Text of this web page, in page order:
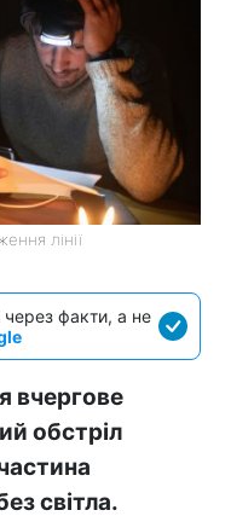
лінії
через факти, а не
вчергове
обстріл
світла.